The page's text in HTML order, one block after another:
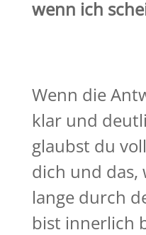
wenn ich
Wenn die
klar und
glaubst du
dich und das,
lange durch
bist innerlich